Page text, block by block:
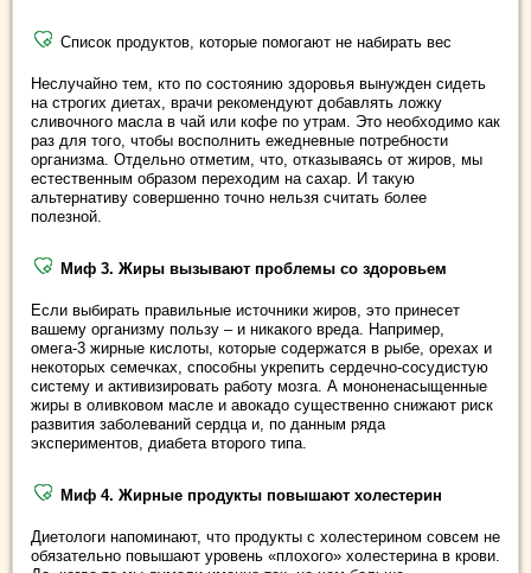
Список продуктов, которые помогают не набирать вес
Неслучайно тем, кто по состоянию здоровья вынужден сидеть
на строгих диетах, врачи рекомендуют добавлять ложку
сливочного масла в чай или кофе по утрам. Это необходимо как
раз для того, чтобы восполнить ежедневные потребности
организма. Отдельно отметим, что, отказываясь от жиров, мы
естественным образом переходим на сахар. И такую
альтернативу совершенно точно нельзя считать более
полезной.
Миф 3. Жиры вызывают проблемы со здоровьем
Если выбирать правильные источники жиров, это принесет
вашему организму пользу – и никакого вреда. Например,
омега-3 жирные кислоты, которые содержатся в рыбе, орехах и
некоторых семечках, способны укрепить сердечно-сосудистую
систему и активизировать работу мозга. А мононенасыщенные
жиры в оливковом масле и авокадо существенно снижают риск
развития заболеваний сердца и, по данным ряда
экспериментов, диабета второго типа.
Миф 4. Жирные продукты повышают холестерин
Диетологи напоминают, что продукты с холестерином совсем не
обязательно повышают уровень «плохого» холестерина в крови.